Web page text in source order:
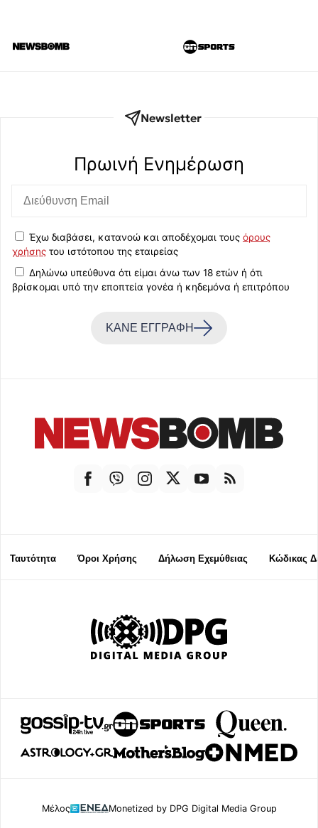
Newsletter
Πρωινή Eνημέρωση
Έχω διαβάσει, κατανοώ και αποδέχομαι τους όρους
χρήσης του ιστότοπου της εταιρείας
Δηλώνω υπεύθυνα ότι είμαι άνω των 18 ετών ή ότι
βρίσκομαι υπό την εποπτεία γονέα ή κηδεμόνα ή επιτρόπου
ΚΑΝΕ ΕΓΓΡΑΦΗ
Ταυτότητα Όροι Χρήσης Δήλωση Εχεμύθειας Κώδικας
Μέλος Monetized by DPG Digital Media Group